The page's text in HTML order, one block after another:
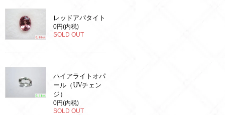
レッドアパタイト
0円(内税)
SOLD OUT
ハイアライトオパ
ール（UVチェン
ジ）
0円(内税)
SOLD OUT